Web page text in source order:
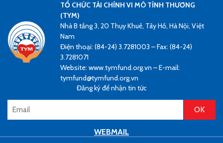
TỔ CHỨC TÀI CHÍNH VI MÔ TÌNH THƯƠNG
(TYM)
Nhà B tầng 3, 20 Thụy Khuê, Tây Hồ, Hà Nội, Việt
Nam
Điện thoại: (84-24) 3.7281003 – Fax: (84-24)
3.7281071
Website: www.tymfund.org.vn – E-mail:
tymfund@tymfund.org.vn
Đăng ký để nhận tin tức
WEBMAIL